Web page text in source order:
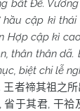
bất Đế.
hầu cập kì thái
Hợp cập kì
thân thân dã.
biệt chi lễ
王者禘其祖之所
,省于其君, 干祫